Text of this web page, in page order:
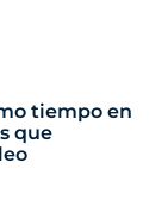
tiempo en
que